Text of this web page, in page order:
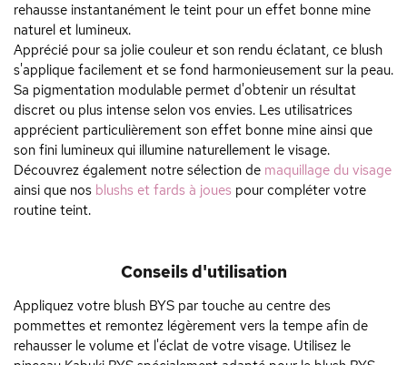
rehausse instantanément le teint pour un effet bonne mine
naturel et lumineux.
Apprécié pour sa jolie couleur et son rendu éclatant, ce blush
s'applique facilement et se fond harmonieusement sur la peau.
Sa pigmentation modulable permet d'obtenir un résultat
discret ou plus intense selon vos envies. Les utilisatrices
apprécient particulièrement son effet bonne mine ainsi que
son fini lumineux qui illumine naturellement le visage.
Découvrez également notre sélection de maquillage du visage
ainsi que nos blushs et fards à joues pour compléter votre
routine teint.
Conseils d'utilisation
Appliquez votre blush BYS par touche au centre des
pommettes et remontez légèrement vers la tempe afin de
rehausser le volume et l'éclat de votre visage. Utilisez le